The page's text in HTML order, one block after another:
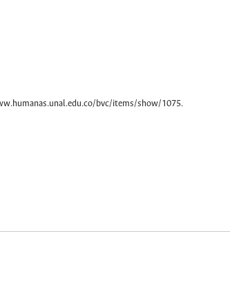
bvc/items/show/1075.